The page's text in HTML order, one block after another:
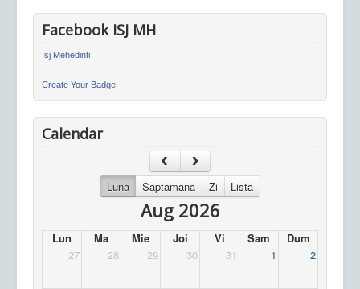
Facebook ISJ MH
Isj Mehedinti
Create Your Badge
Calendar
Luna Saptamana Zi Lista
Aug 2026
Lun Ma Mie Joi Vi Sam
Dum
27
28 29 30 31 1 2